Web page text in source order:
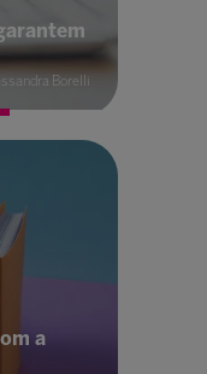
Borelli
a